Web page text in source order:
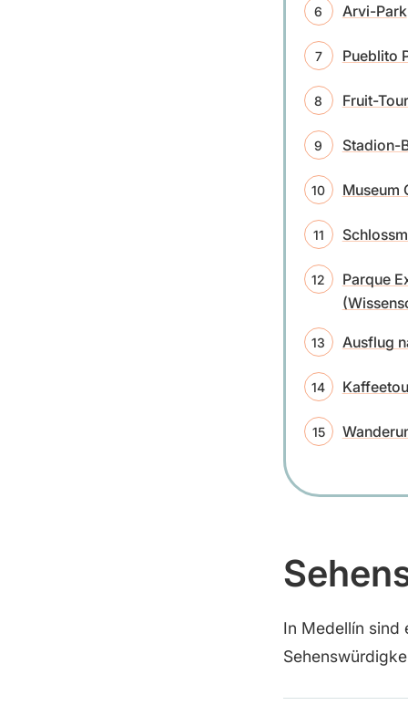
Arvi-Park
Pueblito
Fruit-Tour
Stadion-
Museum
Parque
Ausflug
In Medellín sind